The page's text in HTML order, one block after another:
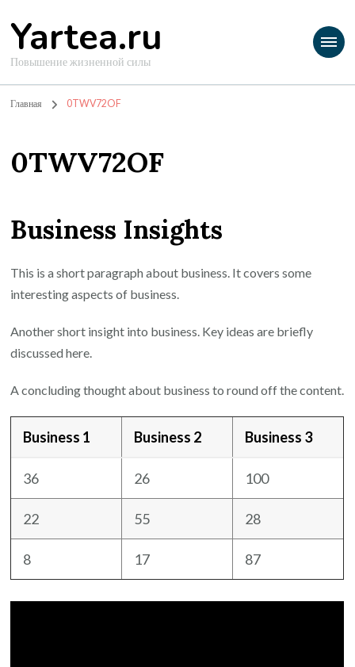
Yartea.ru
Повышение жизненной силы
Главная 0TWV72OF
0TWV72OF
Business Insights
This is a short paragraph about business. It covers some
interesting aspects of business.
Another short insight into business. Key ideas are briefly
discussed here.
A concluding thought about business to round off the content.
Business 1 Business 2 Business 3
36 26 100
22 55 28
8 17 87